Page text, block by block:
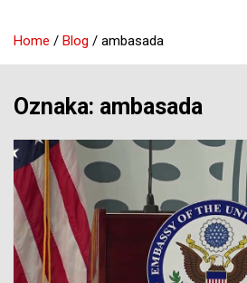
Home Blog ambasada
Oznaka: ambasada